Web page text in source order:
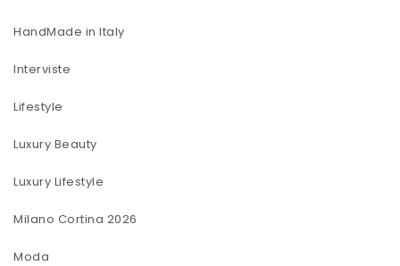
HandMade in Italy
Interviste
Lifestyle
Luxury Beauty
Luxury Lifestyle
Milano Cortina 2026
Moda